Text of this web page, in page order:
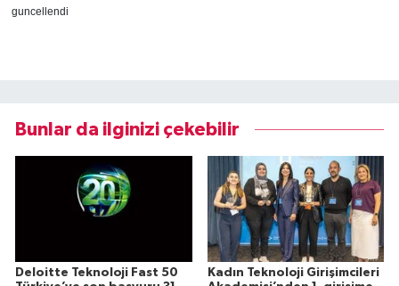
guncellendi
Bunlar da ilginizi çekebilir
Deloitte Teknoloji Fast 50
Kadın Teknoloji Girişimcileri